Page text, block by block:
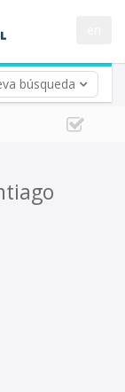
búsqueda